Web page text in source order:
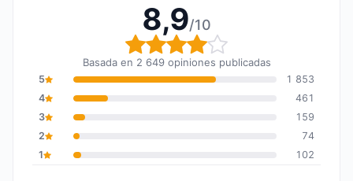
8,9/10
Calificación global: 8,9
Basada en 2 649 opiniones publicadas
5
1 853
4
461
3
159
2
74
1
102